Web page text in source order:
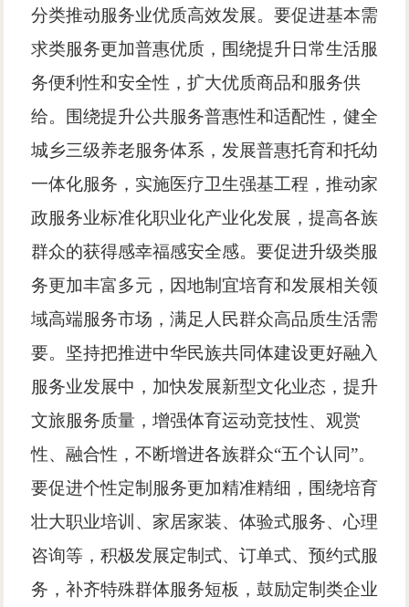
分类推动服务业优质高效发展。要促进基本需
求类服务更加普惠优质，围绕提升日常生活服
务便利性和安全性，扩大优质商品和服务供
给。围绕提升公共服务普惠性和适配性，健全
城乡三级养老服务体系，发展普惠托育和托幼
一体化服务，实施医疗卫生强基工程，推动家
政服务业标准化职业化产业化发展，提高各族
群众的获得感幸福感安全感。要促进升级类服
务更加丰富多元，因地制宜培育和发展相关领
域高端服务市场，满足人民群众高品质生活需
要。坚持把推进中华民族共同体建设更好融入
服务业发展中，加快发展新型文化业态，提升
文旅服务质量，增强体育运动竞技性、观赏
性、融合性，不断增进各族群众“五个认同”。
要促进个性定制服务更加精准精细，围绕培育
壮大职业培训、家居家装、体验式服务、心理
咨询等，积极发展定制式、订单式、预约式服
务，补齐特殊群体服务短板，鼓励定制类企业